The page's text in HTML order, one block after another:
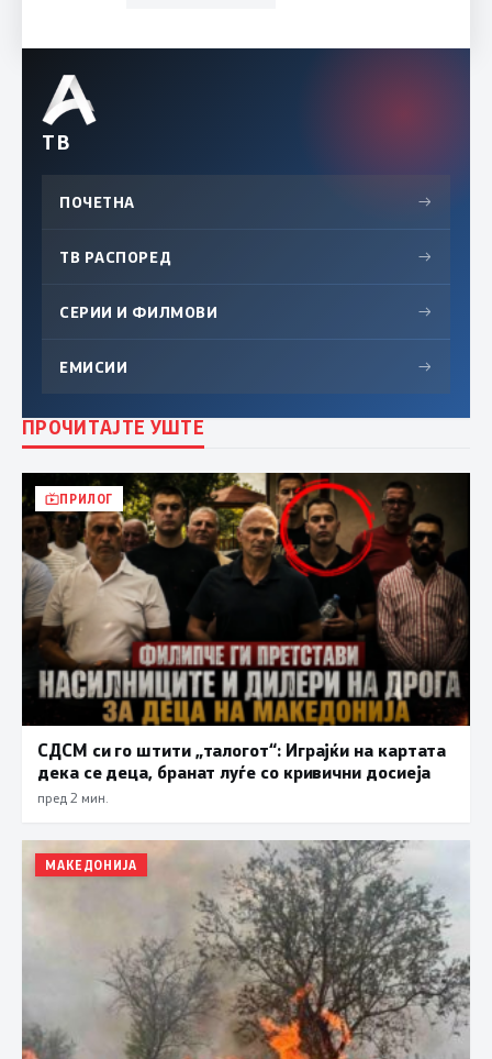
ТВ
ПОЧЕТНА →
ТВ РАСПОРЕД →
СЕРИИ И ФИЛМОВИ →
ЕМИСИИ →
ПРОЧИТАЈТЕ УШТЕ
ПРИЛОГ
СДСМ си го штити „талогот“: Играјќи на картата
дека се деца, бранат луѓе со кривични досиеја
пред 2 мин.
МАКЕДОНИЈА